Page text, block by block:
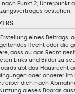
nach Punkt 2, Unterpunkt
bestehen.
eines Beitrags,
Recht oder die
dass du das Recht
Links und Bilder zu
übt das Hausrecht
oder anderer
dich nach
dieses Boards